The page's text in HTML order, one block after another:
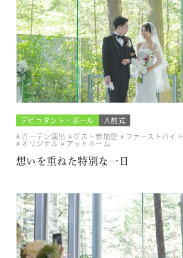
デビュタント・ボール
人前式
ガーデン演出
ゲスト参加型 ファーストバイト
オリジナル
アットホーム
想いを重ねた特別な一日